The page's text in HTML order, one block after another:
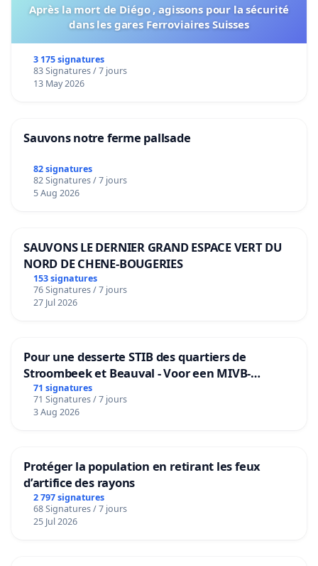
Après la mort de Diégo , agissons pour la sécurité
dans les gares Ferroviaires Suisses
3 175 signatures
83 Signatures / 7 jours
13 May 2026
Sauvons notre ferme pallsade
82 signatures
82 Signatures / 7 jours
5 Aug 2026
SAUVONS LE DERNIER GRAND ESPACE VERT DU
NORD DE CHENE-BOUGERIES
153 signatures
76 Signatures / 7 jours
27 Jul 2026
Pour une desserte STIB des quartiers de
Stroombeek et Beauval - Voor een MIVB-
bediening van de wijken Strombeek en Het
Voor
71 signatures
71 Signatures / 7 jours
3 Aug 2026
Protéger la population en retirant les feux
d’artifice des rayons
2 797 signatures
68 Signatures / 7 jours
25 Jul 2026